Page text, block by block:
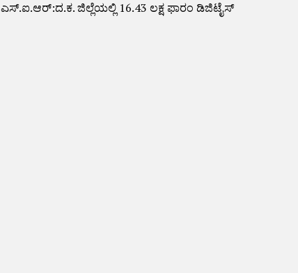
ಎಸ್.ಐ.ಆರ್:ದ.ಕ. ಜಿಲ್ಲೆಯಲ್ಲಿ 16.43 ಲಕ್ಷ ಫಾರಂ ಡಿಜಿಟೈಸ್